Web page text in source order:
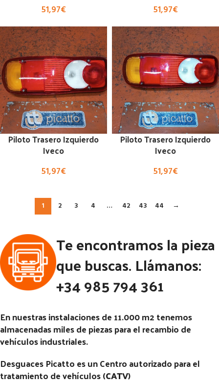
51,97€ 51,97€
Piloto Trasero Izquierdo
Iveco
51,97€
Piloto Trasero Izquierdo
Iveco
51,97€
1 2 3 4 … 42 43 44 →
Te encontramos la pieza
que buscas. Llámanos:
+34 985 794 361
En nuestras instalaciones de 11.000 m2 tenemos
almacenadas miles de piezas para el recambio de
vehículos industriales.
Desguaces Picatto es un Centro autorizado para el
tratamiento de vehículos (CATV)